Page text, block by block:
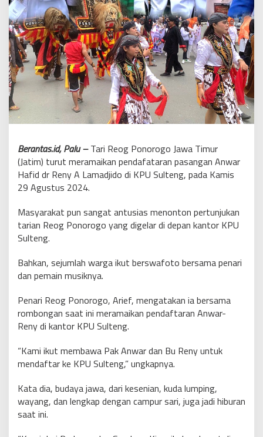
Berantas.id, Palu – Tari Reog Ponorogo Jawa Timur
(Jatim) turut meramaikan pendafataran pasangan Anwar
Hafid dr Reny A Lamadjido di KPU Sulteng, pada Kamis
29 Agustus 2024.
Masyarakat pun sangat antusias menonton pertunjukan
tarian Reog Ponorogo yang digelar di depan kantor KPU
Sulteng.
Bahkan, sejumlah warga ikut berswafoto bersama penari
dan pemain musiknya.
Penari Reog Ponorogo, Arief, mengatakan ia bersama
rombongan saat ini meramaikan pendaftaran Anwar-
Reny di kantor KPU Sulteng.
“Kami ikut membawa Pak Anwar dan Bu Reny untuk
mendaftar ke KPU Sulteng,” ungkapnya.
Kata dia, budaya jawa, dari kesenian, kuda lumping,
wayang, dan lengkap dengan campur sari, juga jadi hiburan
saat ini.